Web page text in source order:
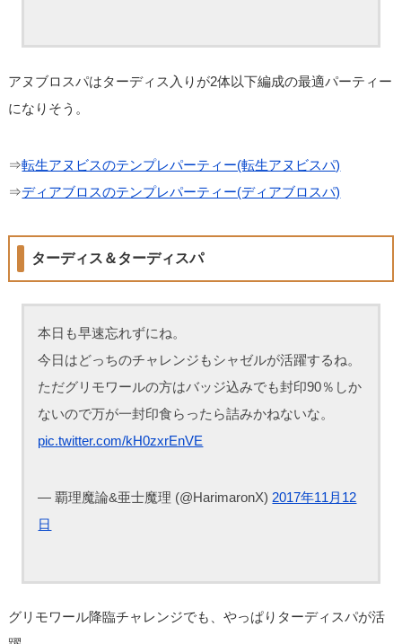
アヌブロスパはターディス入りが2体以下編成の最適パーティー
になりそう。
⇒転生アヌビスのテンプレパーティー(転生アヌビスパ)
⇒ディアブロスのテンプレパーティー(ディアブロスパ)
ターディス＆ターディスパ
本日も早速忘れずにね。
今日はどっちのチャレンジもシャゼルが活躍するね。
ただグリモワールの方はバッジ込みでも封印90％しか
ないので万が一封印食らったら詰みかねないな。
pic.twitter.com/kH0zxrEnVE
— 覇理魔論&亜士魔理 (@HarimaronX) 2017年11月12
日
グリモワール降臨チャレンジでも、やっぱりターディスパが活